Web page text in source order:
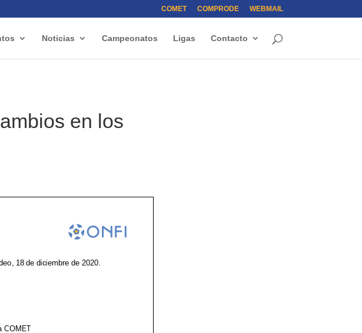
COMET COMPRODE WEBMAIL
Noticias Campeonatos Ligas Contacto
en los